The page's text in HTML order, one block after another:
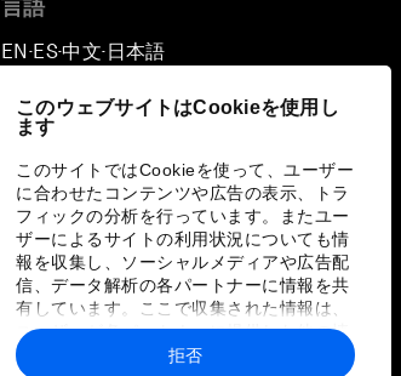
このウェブサイトはCookieを使用し
ます
このサイトではCookieを使って、ユーザー
に合わせたコンテンツや広告の表示、トラ
フィックの分析を行っています。またユー
ザーによるサイトの利用状況についても情
報を収集し、ソーシャルメディアや広告配
信、データ解析の各パートナーに情報を共
有しています。ここで収集された情報は、
ユーザーが各パートナーに提供した他の情
報や各パートナーのサービスを使用した際
拒否
言語
EN ▪ ES▪中文▪ 日本語